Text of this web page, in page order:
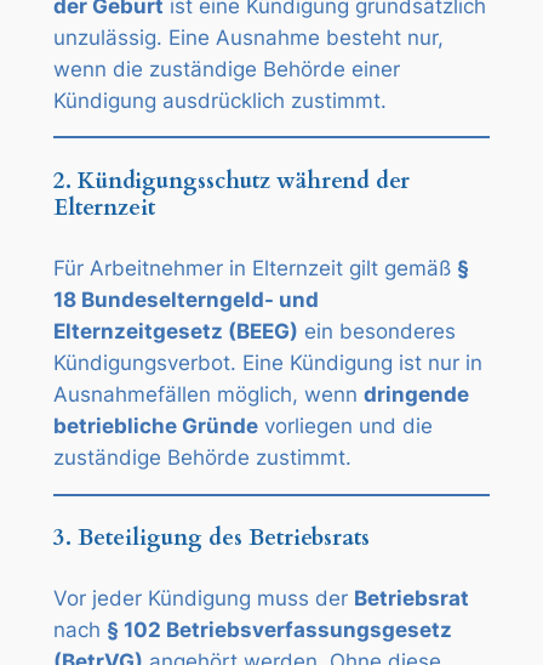
der Geburt ist eine Kündigung grundsätzlich
unzulässig. Eine Ausnahme besteht nur,
wenn die zuständige Behörde einer
Kündigung ausdrücklich zustimmt.
2. Kündigungsschutz während der
Elternzeit
Für Arbeitnehmer in Elternzeit gilt gemäß §
18 Bundeselterngeld- und
Elternzeitgesetz (BEEG) ein besonderes
Kündigungsverbot. Eine Kündigung ist nur in
Ausnahmefällen möglich, wenn dringende
betriebliche Gründevorliegen und die
zuständige Behörde zustimmt.
3. Beteiligung des Betriebsrats
Vor jeder Kündigung muss der Betriebsrat
nach § 102 Betriebsverfassungsgesetz